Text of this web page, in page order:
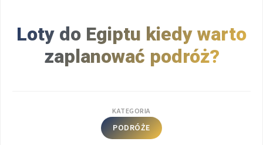
Loty do Egiptu kiedy warto
zaplanować podróż?
KATEGORIA
PODRÓŻE